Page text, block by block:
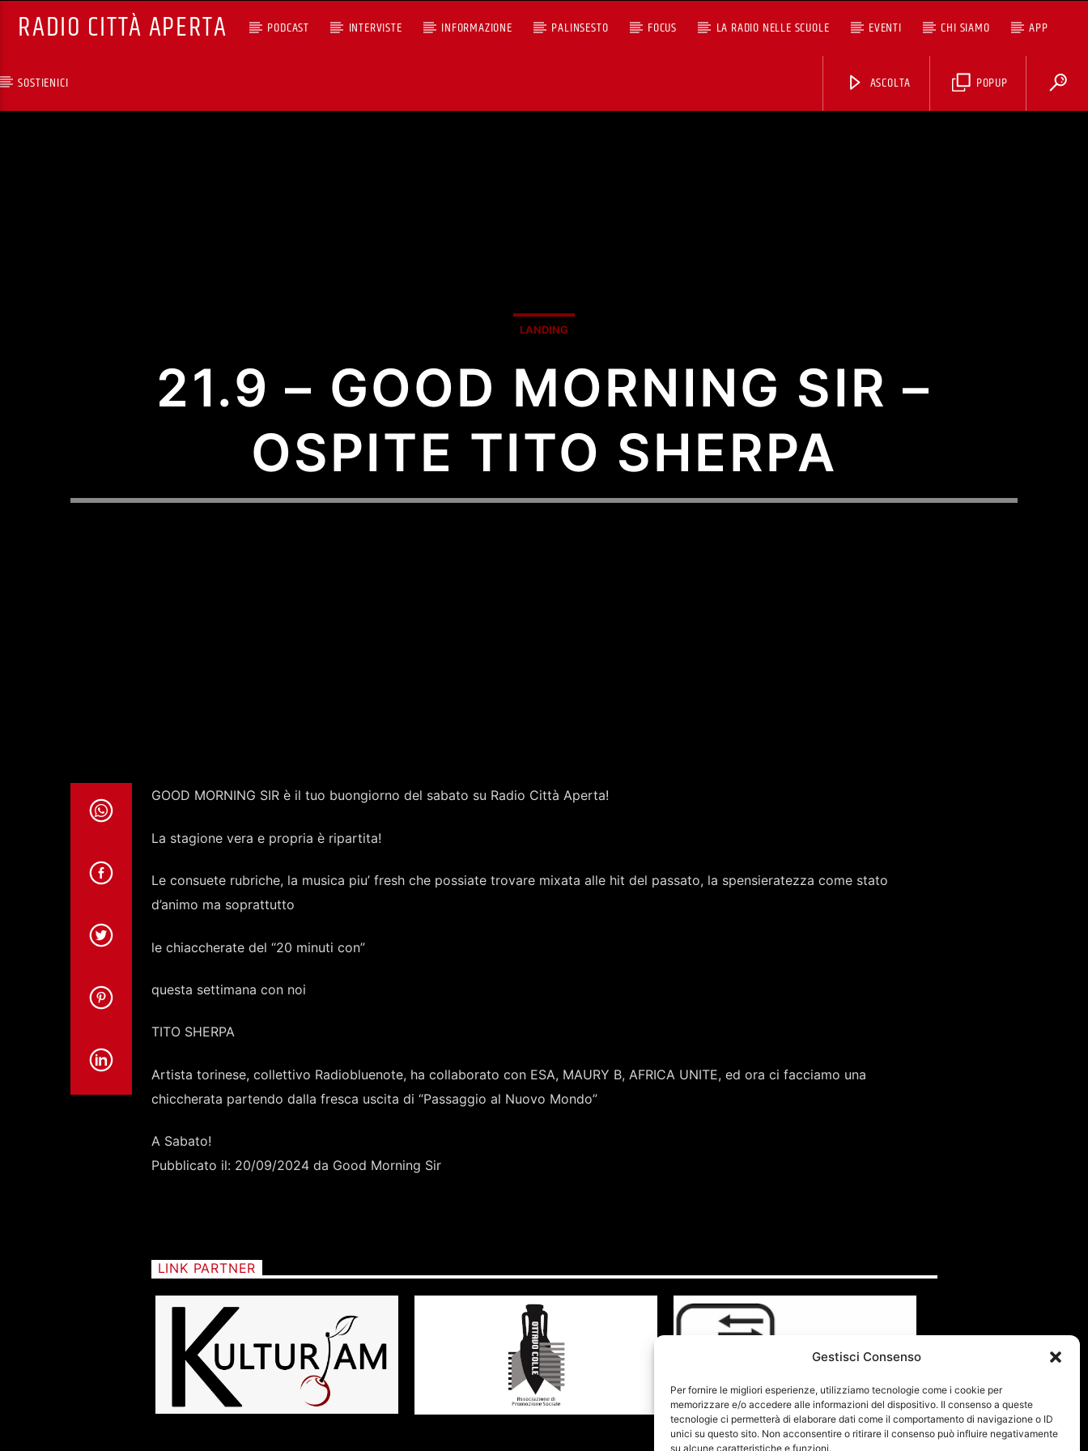
Gestisci Consenso
Per fornire le migliori esperienze, utilizziamo tecnologie come i cookie per
memorizzare e/o accedere alle informazioni del dispositivo. Il consenso a queste
tecnologie ci permetterà di elaborare dati come il comportamento di navigazione o ID
unici su questo sito. Non acconsentire o ritirare il consenso può influire negativamente
su alcune caratteristiche e funzioni.
RADIO CITTÀ APERTA PODCAST INTERVISTE INFORMAZIONE PALINSESTO FOCUS LA RADIO NELLE SCUOLE EVENTI CHI SIAMO APP
SOSTIENICI POPUP
ASCOLTA
LANDING
21.9 – GOOD MORNING SIR –
OSPITE TITO SHERPA
GOOD MORNING SIR è il tuo buongiorno del sabato su Radio Città Aperta!
La stagione vera e propria è ripartita!
Le consuete rubriche, la musica piu’ fresh che possiate trovare mixata alle hit del passato, la spensieratezza come stato
d’animo ma soprattutto
le chiaccherate del “20 minuti con”
questa settimana con noi
TITO SHERPA
Artista torinese, collettivo Radiobluenote, ha collaborato con ESA, MAURY B, AFRICA UNITE, ed ora ci facciamo una
chiccherata partendo dalla fresca uscita di “Passaggio al Nuovo Mondo”
A Sabato!
Pubblicato il: 20/09/2024 da Good Morning Sir
LINK PARTNER